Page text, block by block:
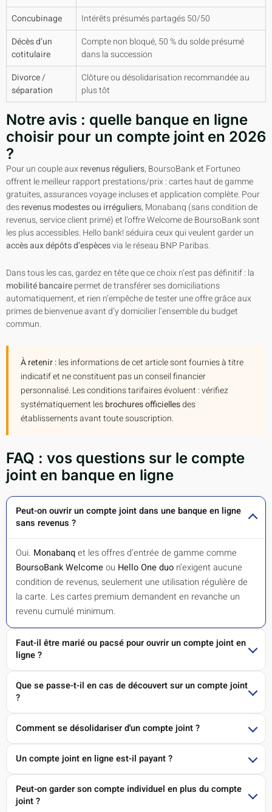
Concubinage
Intérêts présumés partagés 50/50
Décès d’un
cotitulaire
Compte non bloqué, 50 % du solde présumé
dans la succession
Divorce /
séparation
Clôture ou désolidarisation recommandée au
plus tôt
Notre avis : quelle banque en ligne
choisir pour un compte joint en 2026
?
Pour un couple auxrevenus réguliers, BoursoBank et Fortuneo
offrent le meilleur rapport prestations/prix : cartes haut de gamme
gratuites, assurances voyage incluses et application complète. Pour
desrevenus modestes ou irréguliers, Monabanq (sans condition de
revenus, service client primé) et l’offre Welcome de BoursoBank sont
les plus accessibles. Hello bank! séduira ceux qui veulent garder un
accès aux dépôts d’espècesvia le réseau BNP Paribas.
Dans tous les cas, gardez en tête que ce choix n’est pas définitif : la
mobilité bancairepermet de transférer ses domiciliations
automatiquement, et rien n’empêche de tester une offre grâce aux
primes de bienvenue avant d’y domicilier l’ensemble du budget
commun.
À retenir :les informations de cet article sont fournies à titre
indicatif et ne constituent pas un conseil financier
personnalisé. Les conditions tarifaires évoluent : vérifiez
systématiquement lesbrochures officiellesdes
établissements avant toute souscription.
FAQ : vos questions sur le compte
joint en banque en ligne
Peut-on ouvrir un compte joint dans une banque en ligne
sans revenus ?
Oui. Monabanqet les offres d’entrée de gamme comme
BoursoBank Welcomeou Hello One duo n’exigent aucune
condition de revenus, seulement une utilisation régulière de
la carte. Les cartes premium demandent en revanche un
revenu cumulé minimum.
Faut-il être marié ou pacsé pour ouvrir un compte joint en
ligne ?
Que se passe-t-il en cas de découvert sur un compte joint
?
Comment se désolidariser d'un compte joint ?
Un compte joint en ligne est-il payant ?
Peut-on garder son compte individuel en plus du compte
joint ?